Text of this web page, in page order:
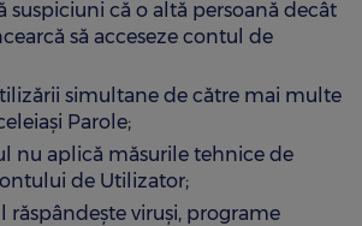
suspiciuni că o altă persoană decât
să acceseze contul de
simultane de către mai multe
Parole;
nu aplică măsurile tehnice de
de Utilizator;
răspândește viruși, programe